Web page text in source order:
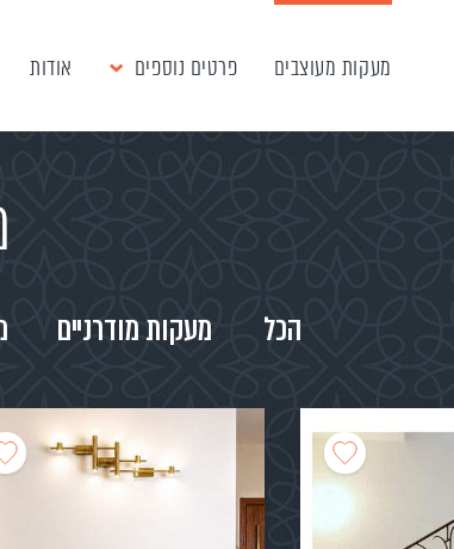
מעקות מעוצבים פרטים נוספים אודות
הכל מעקות מודרניים